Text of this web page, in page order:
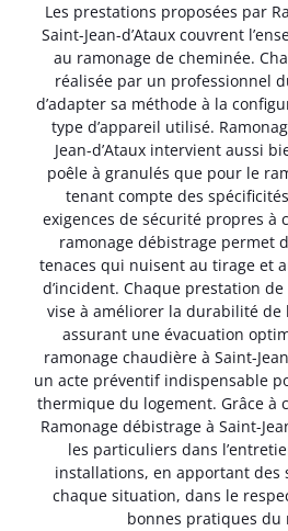
Les prestations proposées par
Saint-Jean-d’Ataux couvrent
au ramonage de cheminée.
réalisée par un professionnel
d’adapter sa méthode à la
type d’appareil utilisé.
Jean-d’Ataux intervient aussi
poêle à granulés que pour le
tenant compte des
exigences de sécurité propres à
ramonage débistrage permet
tenaces qui nuisent au tirage et
d’incident. Chaque prestation
vise à améliorer la durabilité de
assurant une évacuation
ramonage chaudière à Saint-
un acte préventif indispensable
thermique du logement. Grâce à
Ramonage débistrage à Saint-
les particuliers dans
installations, en apportant des
chaque situation, dans le
bonnes pratiques du